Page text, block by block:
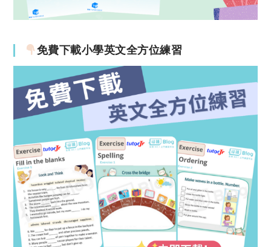
免費下載小學英文全方位練習